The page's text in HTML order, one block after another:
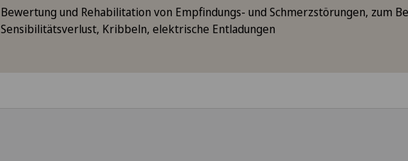
Bewertung und Rehabilitation von Empfindungs- und Schmerzstörungen, zum
Sensibilitätsverlust, Kribbeln, elektrische Entladungen